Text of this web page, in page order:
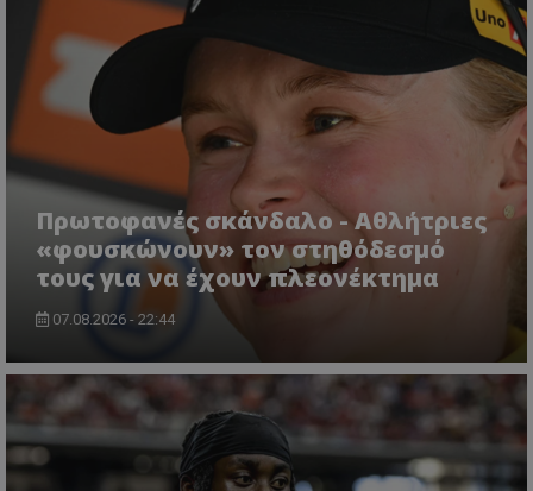
Πρωτοφανές σκάνδαλο - Aθλήτριες
«φουσκώνουν» τον στηθόδεσμό
τους για να έχουν πλεονέκτημα
07.08.2026 - 22:44